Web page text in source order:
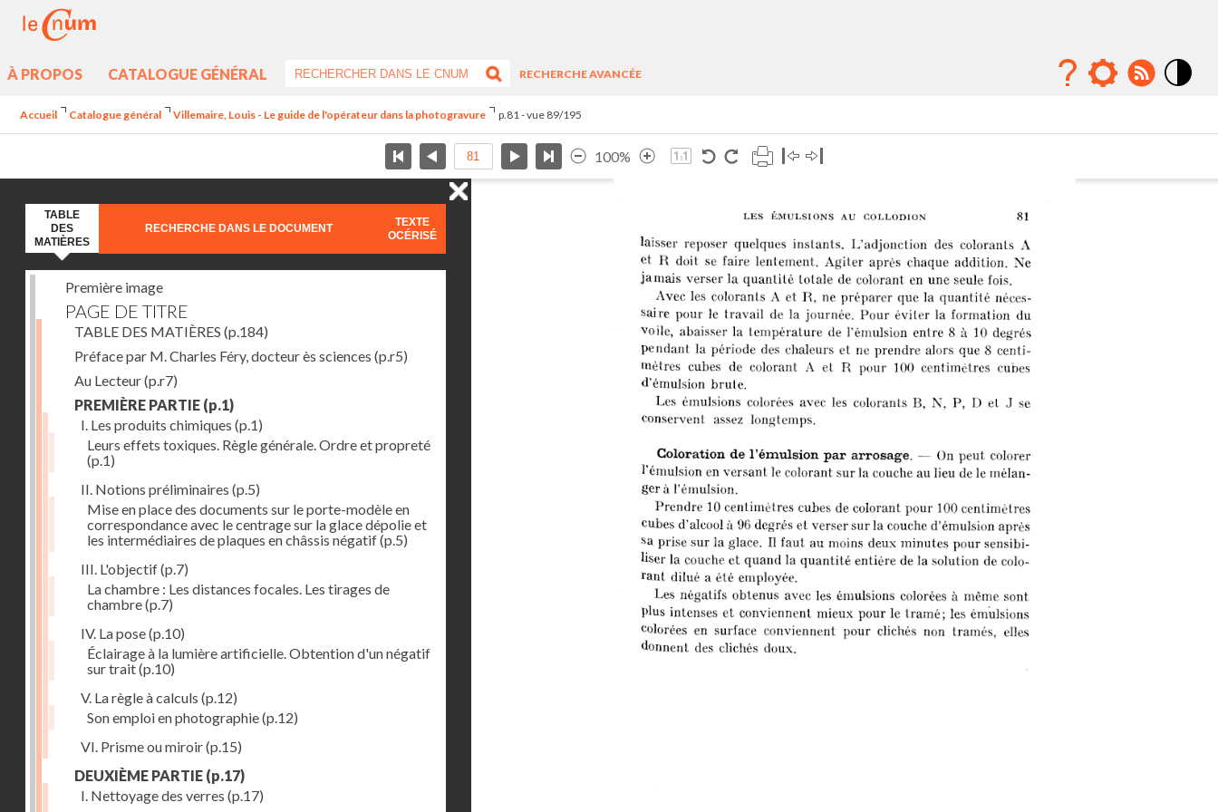
À PROPOS CATALOGUE GÉNÉRAL
RECHERCHE AVANCÉE
Accueil Catalogue général Villemaire, Louis - Le guide de l'opérateur dans la photogravure p.81 - vue 89/195
100%
TABLE
DES
MATIÈRES
RECHERCHE DANS LE DOCUMENT
TEXTE
OCÉRISÉ
Première image
PAGE DE TITRE
TABLE DES MATIÈRES (p.184)
Préface par M. Charles Féry, docteur ès sciences (p.r5)
Au Lecteur(p.r7)
PREMIÈRE PARTIE (p.1)
I. Les produits chimiques (p.1)
Leurs effets toxiques. Règle générale. Ordre et propreté
(p.1)
II. Notions préliminaires (p.5)
Mise en place des documents sur le porte-modèle en
correspondance avec le centrage sur la glace dépolie et
les intermédiaires de plaques en châssis négatif(p.5)
III. L'objectif(p.7)
La chambre : Les distances focales. Les tirages de
chambre(p.7)
IV. La pose(p.10)
Éclairage à la lumière artificielle. Obtention d'un négatif
sur trait(p.10)
V. La règle à calculs (p.12)
Son emploi en photographie(p.12)
VI. Prisme ou miroir(p.15)
DEUXIÈME PARTIE (p.17)
I. Nettoyage des verres (p.17)